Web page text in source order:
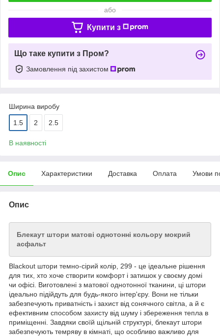
або
Купити з
Що таке купити з Пром?
Замовлення під захистом
Ширина виробу
1.5 2 2.5
В наявності
Опис Характеристики Доставка Оплата Умови
Опис
Блекаут штори матові однотонні кольору мокрий
асфальт
Blackout штори темно-сірий колір, 299 - це ідеальне рішення
для тих, хто хоче створити комфорт і затишок у своєму домі
чи офісі. Виготовлені з матової однотонної тканини, ці штори
ідеально підійдуть для будь-якого інтер'єру. Вони не тільки
забезпечують приватність і захист від сонячного світла, а й є
ефективним способом захисту від шуму і збереження тепла в
приміщенні. Завдяки своїй щільній структурі, блекаут штори
забезпечують темряву в кімнаті, що особливо важливо для